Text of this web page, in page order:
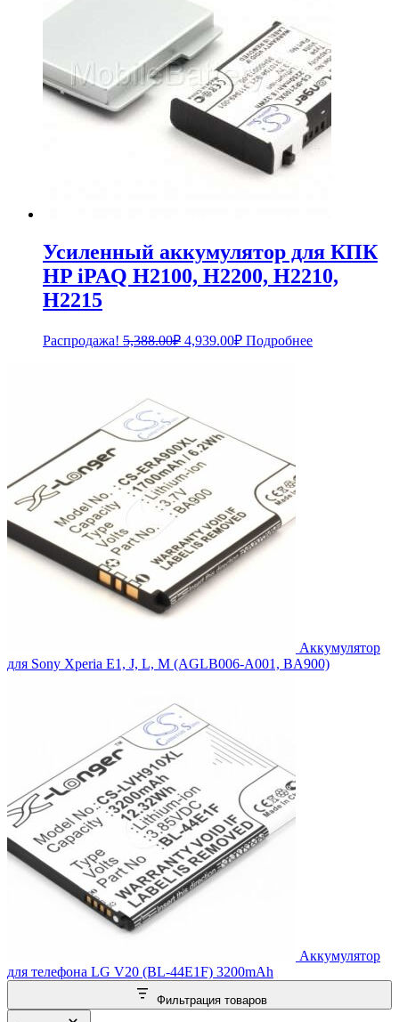
Усиленный аккумулятор для КПК
HP iPAQ H2100, H2200, H2210,
H2215
Распродажа! 5,388.00₽ Первоначальная
4,939.00₽Текущая
цена:
Подробнее
Аккумулятор
для Sony Xperia E1, J, L, M (AGLB006-A001, BA900)
Аккумулятор
для телефона LG V20 (BL-44E1F) 3200mAh
Фильтрация товаров